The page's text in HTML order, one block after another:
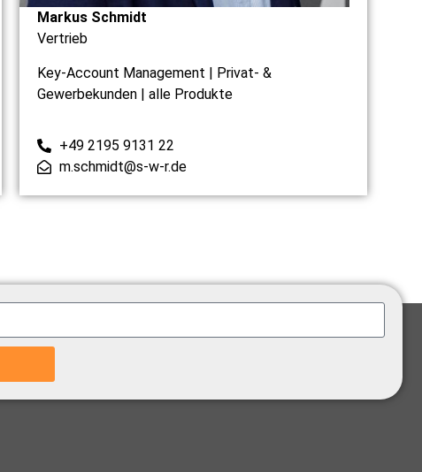
Markus Schmidt
Vertrieb
Key-Account Management | Privat- &
Gewerbekunden | alle Produkte
+49 2195 9131 22
m.schmidt@s-w-r.de